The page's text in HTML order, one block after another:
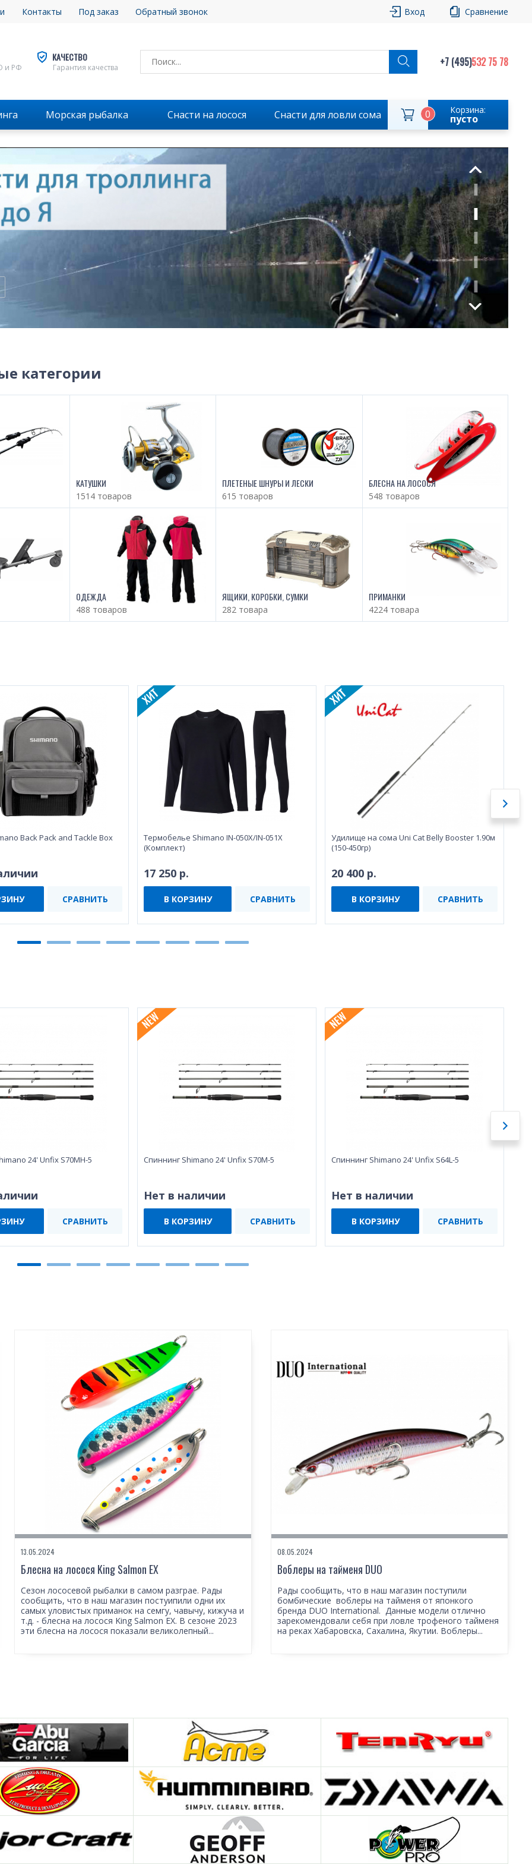
Контакты Под заказ Обратный звонок Вход Сравнение
и РФ
КАЧЕСТВО
Гарантия качества +7 (495)532 75 78
Морская рыбалка Снасти на лосося Снасти для ловли сома Корзина:
пусто
0
категории
КАТУШКИ
1514 товаров
ПЛЕТЕНЫЕ ШНУРЫ И ЛЕСКИ
615 товаров
БЛЕСНА НА ЛОСОСЯ
548 товаров
ОДЕЖДА
488 товаров
ЯЩИКИ, КОРОБКИ, СУМКИ
282 товара
ПРИМАНКИ
4224 товара
Back Pack and Tackle Box
СРАВНИТЬ
Термобелье Shimano IN-050X/IN-051X
(Комплект)
17 250 р.
В КОРЗИНУ СРАВНИТЬ
Удилище на сома Uni Cat Belly Booster 1.90м
(150-450гр)
20 400 р.
В КОРЗИНУ СРАВНИТЬ
24' Unfix S70MH-5
СРАВНИТЬ
Спиннинг Shimano 24' Unfix S70M-5
Нет в наличии
В КОРЗИНУ СРАВНИТЬ
Спиннинг Shimano 24' Unfix S64L-5
Нет в наличии
В КОРЗИНУ СРАВНИТЬ
13.05.2024
Блесна на лосося King Salmon EX
Сезон лососевой рыбалки в самом разграе. Рады
сообщить, что в наш магазин постуипили одни их
самых уловистых приманок на семгу, чавычу, кижуча и
т.д. - блесна на лосося King Salmon EX. В сезоне 2023
эти блесна на лосося показали великолепный...
08.05.2024
Воблеры на тайменя DUO
Рады сообщить, что в наш магазин поступили
бомбические воблеры на тайменя от японкого
бренда DUO International. Данные модели отлично
зарекомендовали себя при ловле трофеного тайменя
на реках Хабаровска, Сахалина, Якутии. Воблеры...